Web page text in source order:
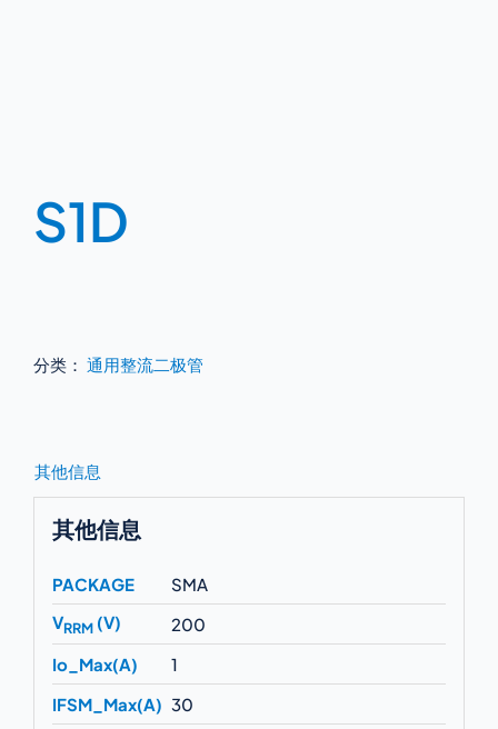
S1D
分类： 通用整流二极管
其他信息
其他信息
PACKAGE
SMA
VRRM(V)
200
Io_Max(A)
1
IFSM_Max(A) 30